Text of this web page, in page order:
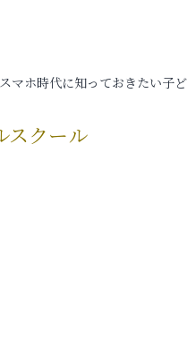
マホ時代に知っておきたい子
スクール